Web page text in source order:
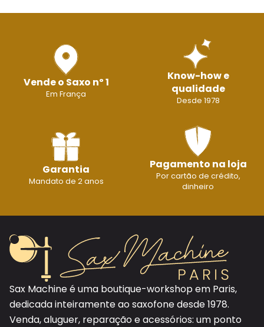
Vende o Saxo nº 1
Em França
Know-how e
qualidade
Desde 1978
Garantia
Mandato de 2 anos
Pagamento na loja
Por cartão de crédito,
dinheiro
Sax Machine é uma boutique-workshop em Paris,
dedicada inteiramente ao saxofone desde 1978.
Venda, aluguer, reparação e acessórios: um ponto